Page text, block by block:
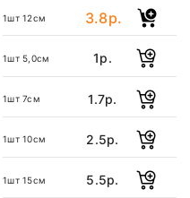
1шт 12см 3.8р.
1шт 5,0см 1р.
1шт 7см 1.7р.
1шт 10см 2.5р.
1шт 15см 5.5р.